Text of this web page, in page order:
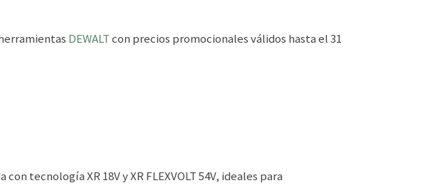
DEWALTcon precios promocionales válidos hasta el 31
tecnología XR 18V y XR FLEXVOLT 54V, ideales para